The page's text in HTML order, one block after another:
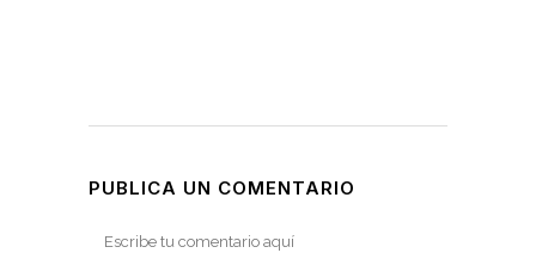
PUBLICA UN COMENTARIO